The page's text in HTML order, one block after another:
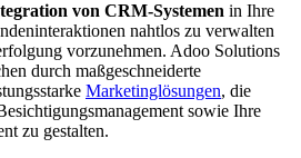
von CRM-Systemen in Ihre
nahtlos zu verwalten
vorzunehmen. Adoo Solutions
durch maßgeschneiderte
Marketinglösungen, die
sowie Ihre
zu gestalten.